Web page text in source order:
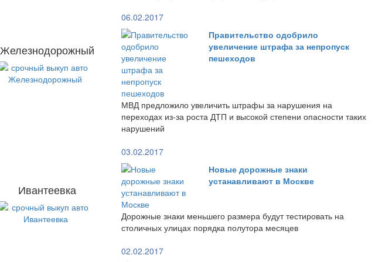
Железнодорожный
Ивантеевка
06.02.2017
Правительство одобрило
увеличение штрафа за непропуск
пешеходов
МВД предложило увеличить штрафы за нарушения на
переходах из-за роста ДТП и высокой степени опасности таких
нарушений
03.02.2017
Новые дорожные знаки
устанавливают в Москве
Дорожные знаки меньшего размера будут тестировать на
столичных улицах порядка полутора месяцев
02.02.2017